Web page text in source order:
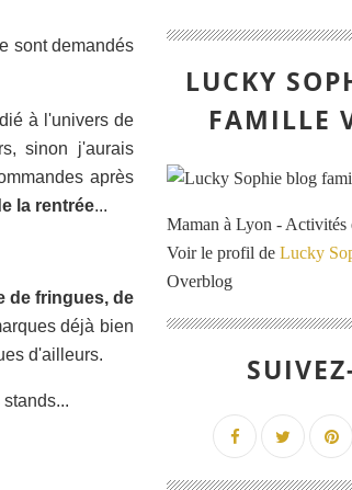
sont demandés
à l'univers de
sinon j'aurais
après
la rentrée...
de fringues, de
déjà bien
d'ailleurs.
LUCKY
FAMILLE
Maman à Lyon - Activités
Voir le profil de Lucky
Overblog